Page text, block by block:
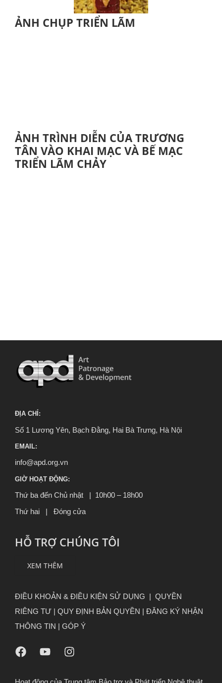
ẢNH CHỤP TRIỂN LÃM
ẢNH TRÌNH DIỄN CỦA TRƯƠNG
TÂN VÀO KHAI MẠC VÀ BẾ MẠC
TRIỂN LÃM CHẢY
ĐỊA CHỈ:
Số 1 Lương Yên, Bạch Đằng, Hai Bà Trưng, Hà Nội
EMAIL:
info@apd.org.vn
GIỜ HOẠT ĐỘNG:
Thứ ba đến Chủ nhật | 10h00 – 18h00
Thứ hai | Đóng cửa
HỖ TRỢ CHÚNG TÔI
XEM THÊM
ĐIỀU KHOẢN & ĐIỀU KIỆN SỬ DỤNG | QUYỀN
RIÊNG TƯ | QUY ĐỊNH BẢN QUYỀN | ĐĂNG KÝ NHẬN
THÔNG TIN | GÓP Ý